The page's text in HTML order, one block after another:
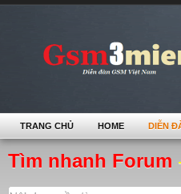
Tìm nhanh Forum
TRANG CHỦ HOME DIỄN